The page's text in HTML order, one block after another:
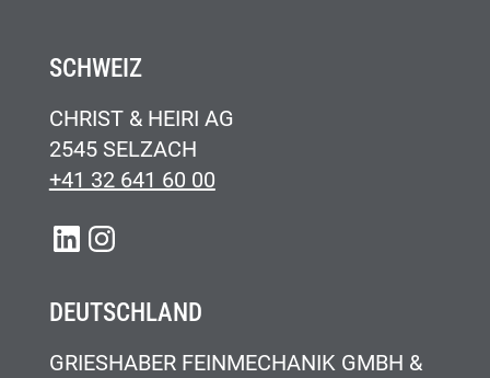
SCHWEIZ
CHRIST & HEIRI AG
2545 SELZACH
+41 32 641 60 00
LINKEDIN
INSTAGRAM
DEUTSCHLAND
GRIESHABER FEINMECHANIK GMBH &